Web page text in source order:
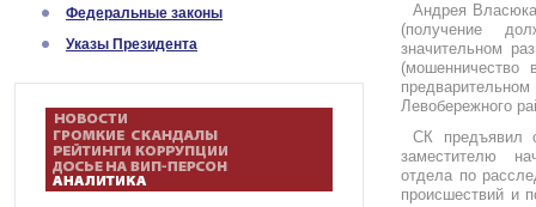
Федеральные законы
Указы Президента
Андрея
(получение
значительном
(мошенничество
Левобережного
СК предъявил
заместителю
отдела по
происшествий и